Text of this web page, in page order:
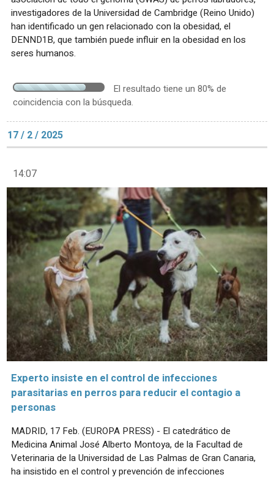
investigadores de la Universidad de Cambridge (Reino Unido)
han identificado un gen relacionado con la obesidad, el
DENND1B, que también puede influir en la obesidad en los
seres humanos.
El resultado tiene un 80% de
coincidencia con la búsqueda.
17 / 2 / 2025
14:07
Experto insiste en el control de infecciones
parasitarias en perros para reducir el contagio a
personas
MADRID, 17 Feb. (EUROPA PRESS) - El catedrático de
Medicina Animal José Alberto Montoya, de la Facultad de
Veterinaria de la Universidad de Las Palmas de Gran Canaria,
ha insistido en el control y prevención de infecciones